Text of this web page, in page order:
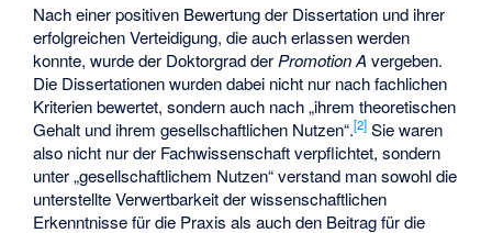
Nach einer positiven Bewertung der Dissertation und ihrer
erfolgreichen Verteidigung, die auch erlassen werden
konnte, wurde der Doktorgrad der Promotion A vergeben.
Die Dissertationen wurden dabei nicht nur nach fachlichen
Kriterien bewertet, sondern auch nach „ihrem theoretischen
Gehalt und ihrem gesellschaftlichen Nutzen“.[2] Sie waren
also nicht nur der Fachwissenschaft verpflichtet, sondern
unter „gesellschaftlichem Nutzen“ verstand man sowohl die
unterstellte Verwertbarkeit der wissenschaftlichen
Erkenntnisse für die Praxis als auch den Beitrag für die